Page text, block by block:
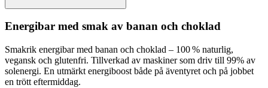
Energibar med smak av banan och choklad
Smakrik energibar med banan och choklad – 100 % naturlig,
vegansk och glutenfri. Tillverkad av maskiner som driv till 99% av
solenergi. En utmärkt energiboost både på äventyret och på jobbet
en trött eftermiddag.